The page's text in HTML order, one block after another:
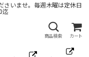
さいませ。毎週木曜は定休日
迄
商品検索 カート